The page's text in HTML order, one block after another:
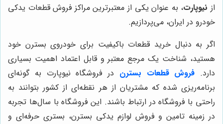
از نیوپارت، به عنوان یکی از معتبرترین مراکز فروش قطعات یدکی
خودرو در ایران، می‌پردازیم.
اگر به دنبال خرید قطعات باکیفیت برای خودروی بسترن خود
هستید، شناخت یک مرجع معتبر و قابل اعتماد اهمیت بسیاری
دارد. فروش قطعات بسترن در فروشگاه نیوپارت به گونه‌ای
برنامه‌ریزی شده که مشتریان از هر نقطه‌ای از کشور بتوانند به
راحتی با فروشگاه در ارتباط باشند. این فروشگاه با سال‌ها تجربه
در زمینه تامین و فروش لوازم یدکی بسترن، بستری حرفه‌ای و